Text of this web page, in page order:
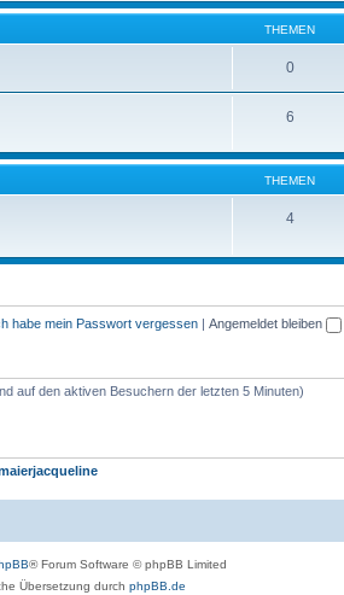
THEMEN
0
6
THEMEN
4
habe mein Passwort vergessen | Angemeldet bleiben
auf den aktiven Besuchern der letzten 5 Minuten)
® Forum Software © phpBB Limited
Übersetzung durch phpBB.de